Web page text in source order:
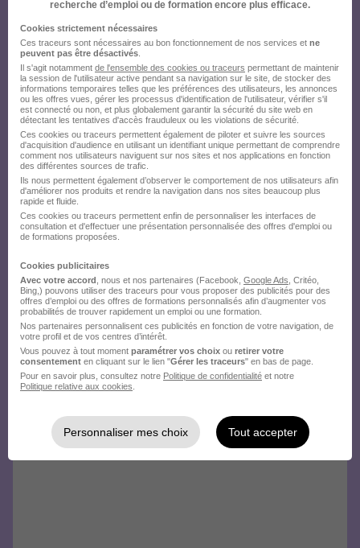
envoyez votre candidature !
recherche d’emploi ou de formation encore plus efficace.
Cookies strictement nécessaires
Ces traceurs sont nécessaires au bon fonctionnement de nos services et ne
peuvent pas être désactivés
Il s'agit notamment de l'ensemble des cookies ou traceurs permettant de maintenir
la session de l'utilisateur active pendant sa navigation sur le site, de stocker des
informations temporaires telles que les préférences des utilisateurs, les annonces
ou les offres vues, gérer les processus d'identification de l'utilisateur, vérifier s'il
est connecté ou non, et plus globalement garantir la sécurité du site web en
détectant les tentatives d'accès frauduleux ou les violations de sécurité.
Ces cookies ou traceurs permettent également de piloter et suivre les sources
d'acquisition d'audience en utilisant un identifiant unique permettant de comprendre
comment nos utilisateurs naviguent sur nos sites et nos applications en fonction
des différentes sources de trafic.
Ils nous permettent également d’observer le comportement de nos utilisateurs afin
d'améliorer nos produits et rendre la navigation dans nos sites beaucoup plus
rapide et fluide.
Ces cookies ou traceurs permettent enfin de personnaliser les interfaces de
consultation et d'effectuer une présentation personnalisée des offres d'emploi ou
de formations proposées.
Cookies publicitaires
Avec votre accord , nous et nos partenaires (Facebook, Google Ads , Critéo,
Bing,) pouvons utiliser des traceurs pour vous proposer des publicités pour des
offres d’emploi ou des offres de formations personnalisés afin d’augmenter vos
probabilités de trouver rapidement un emploi ou une formation.
Nos partenaires personnalisent ces publicités en fonction de votre navigation, de
votre profil et de vos centres d’intérêt.
Vous pouvez à tout moment paramétrer vos choix ou retirer votre
consentement en cliquant sur le lien "Gérer les traceurs" en bas de page.
Pour en savoir plus, consultez notre Politique de confidentialité et notre
Politique relative aux cookies
Personnaliser mes choix Tout accepter